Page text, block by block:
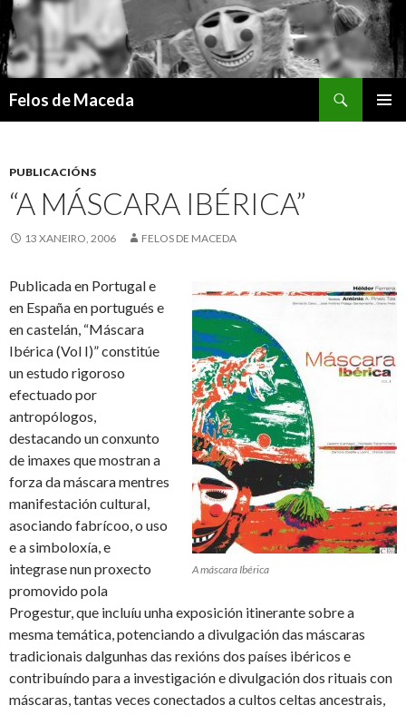
Felos de Maceda
PUBLICACIÓNS
“A MÁSCARA IBÉRICA”
13 XANEIRO, 2006 FELOS DE MACEDA
A máscara Ibérica
Publicada en Portugal e
en España en portugués e
en castelán, “Máscara
Ibérica (Vol I)” constitúe
un estudo rigoroso
efectuado por
antropólogos,
destacando un conxunto
de imaxes que mostran a
forza da máscara mentres
manifestación cultural,
asociando fabrícoo, o uso
e a simboloxía, e
integrase nun proxecto
promovido pola
Progestur, que incluíu unha exposición itinerante sobre a
mesma temática, potenciando a divulgación das máscaras
tradicionais dalgunhas das rexións dos países ibéricos e
contribuíndo para a investigación e divulgación dos rituais con
máscaras, tantas veces conectados a cultos celtas ancestrais,